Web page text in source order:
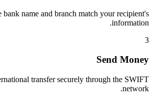
bank name and branch match your recipient's
information.
3
Send Money
transfer securely through the SWIFT
network.